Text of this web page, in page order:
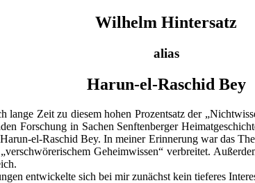
Wilhelm Hintersatz
alias
Harun-el-Raschid Bey
lange Zeit zu diesem hohen Prozentsatz der
Forschung in Sachen Senftenberger
el-Raschid Bey. In meiner Erinnerung war das
Geheimwissen“ verbreitet.
entwickelte sich bei mir zunächst kein tieferes